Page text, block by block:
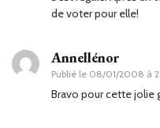
de voter pour elle!
Annellénor
Publié le 08/01/2008 à
Bravo pour cette jolie